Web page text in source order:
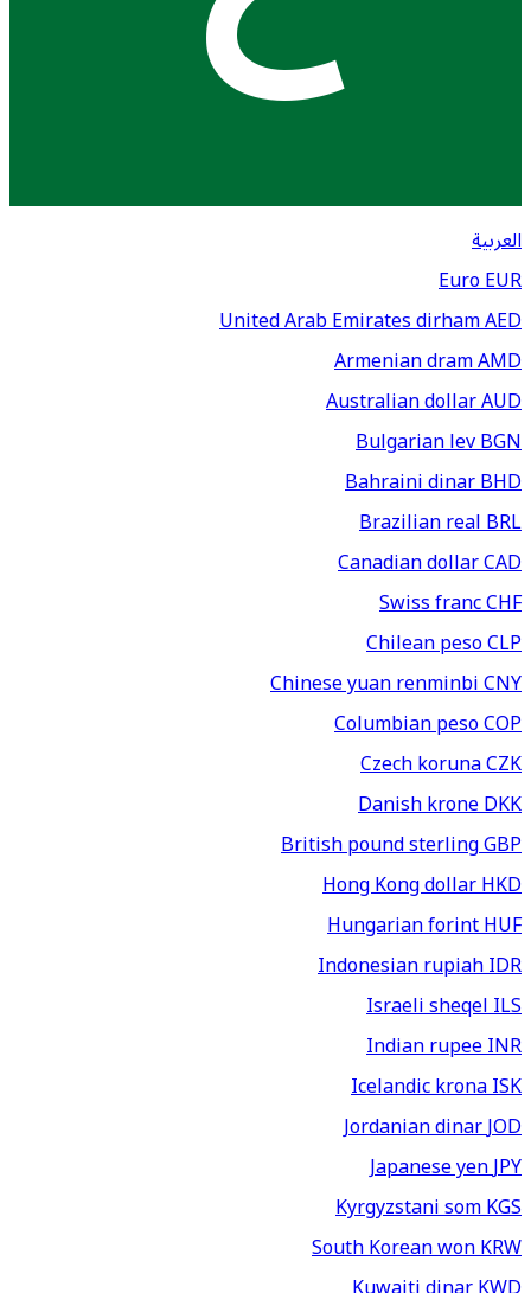
العربية
EuroEUR
United Arab Emirates dirhamAED
Armenian dramAMD
Australian dollarAUD
Bulgarian levBGN
Bahraini dinarBHD
Brazilian realBRL
Canadian dollarCAD
Swiss francCHF
Chilean pesoCLP
Chinese yuan renminbiCNY
Columbian pesoCOP
Czech korunaCZK
Danish kroneDKK
British pound sterlingGBP
Hong Kong dollarHKD
Hungarian forintHUF
Indonesian rupiahIDR
Israeli sheqelILS
Indian rupeeINR
Icelandic kronaISK
Jordanian dinarJOD
Japanese yenJPY
Kyrgyzstani somKGS
South Korean wonKRW